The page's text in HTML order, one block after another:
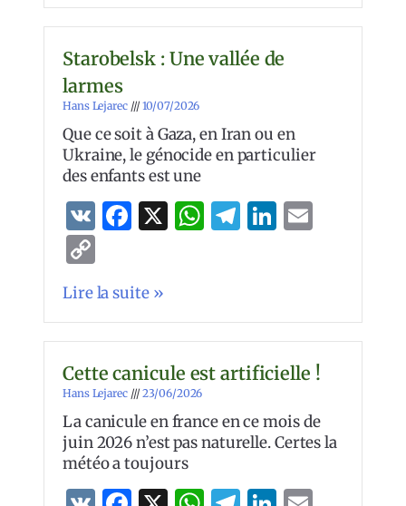
Starobelsk : Une vallée de
larmes
Hans Lejarec 10/07/2026
Que ce soit à Gaza, en Iran ou en
Ukraine, le génocide en particulier
des enfants est une
VK Facebook
X WhatsApp
Telegram
LinkedIn
Link
Lire la suite »
Cette canicule est artificielle !
Hans Lejarec 23/06/2026
La canicule en france en ce mois de
juin 2026 n’est pas naturelle. Certes la
météo a toujours